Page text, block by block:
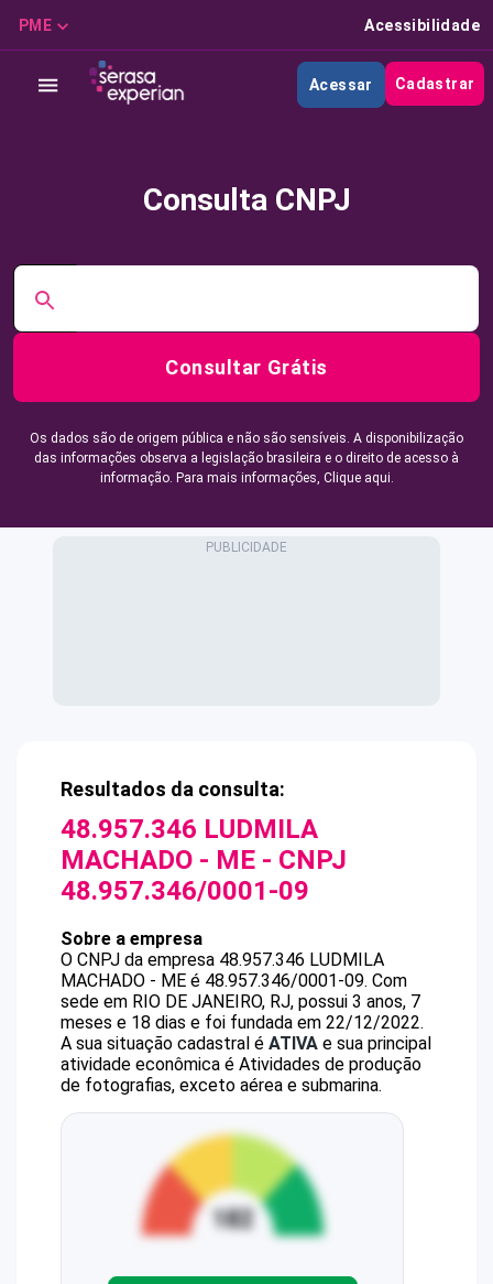
PME Acessibilidade
Acessar Cadastrar
Consulta CNPJ
Consultar Grátis
Os dados são de origem pública e não são sensíveis. A disponibilização
das informações observa a legislação brasileira e o direito de acesso à
informação. Para mais informações, Clique aqui.
Resultados da consulta:
48.957.346 LUDMILA
MACHADO - ME - CNPJ
48.957.346/0001-09
Sobre a empresa
O CNPJ da empresa 48.957.346 LUDMILA
MACHADO - ME é 48.957.346/0001-09. Com
sede em RIO DE JANEIRO, RJ, possui 3 anos, 7
meses e 18 dias e foi fundada em 22/12/2022.
A sua situação cadastral é ATIVA e sua principal
atividade econômica é Atividades de produção
de fotografias, exceto aérea e submarina.